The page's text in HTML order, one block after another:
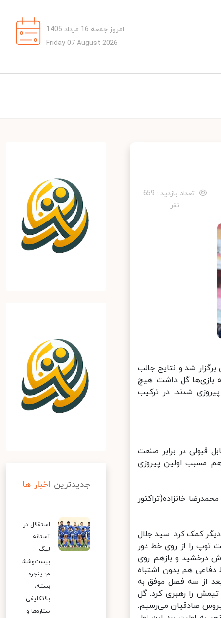
امروز جمعه 16 مرداد 1405
Friday 07 August 2026
تعداد بازدید : 659
نفر
شد و نتایج جالب
کرد و همه بازی‌ها گل داشت. هیچ
شدند. در ترکیب
در برابر صنعت
مسبب اولین پیروزی
خانزاده(تراکتور
کمک کرد. سید جلال
را از روی خط دور
درخشید و بازهم روی
دفاعی هم بدون اشتباه
از سه فصل موفق به
را رهبری کرد. گل
صادقیان می‌رسیم.
جدیدترین اخبار ها
استقلال در
آستانه
لیگ
بیست‌وشش
م؛ پنجره
بسته،
بلاتکلیفی
ستاره‌ها و